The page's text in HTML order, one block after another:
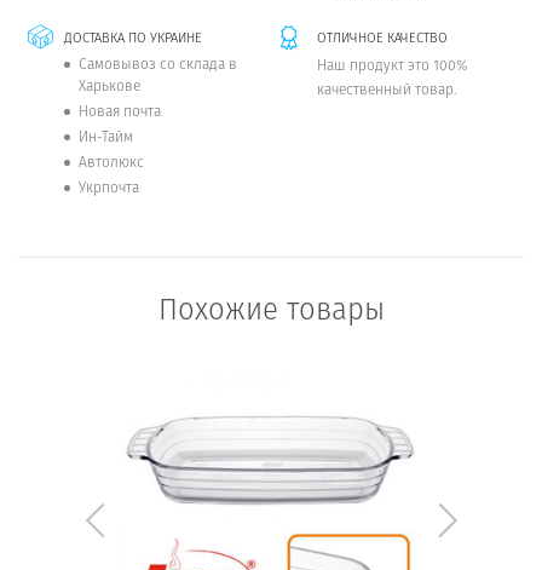
ДОСТАВКА ПО УКРАИНЕ
Самовывоз со склада в
Харькове
Новая почта
Ин-Тайм
Автолюкс
Укрпочта
ОТЛИЧНОЕ КАЧЕСТВО
Наш продукт это 100%
качественный товар.
Похожие товары